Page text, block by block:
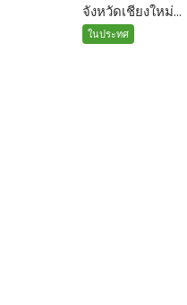
จังหวัดเชียงใหม่...
ในประทศ